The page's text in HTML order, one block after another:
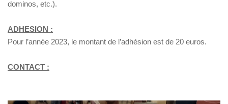
dominos, etc.).
ADHESION :
Pour l’année 2023, le montant de l’adhésion est de 20 euros.
CONTACT :